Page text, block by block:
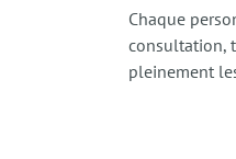
Chaque
consultation,
pleinement